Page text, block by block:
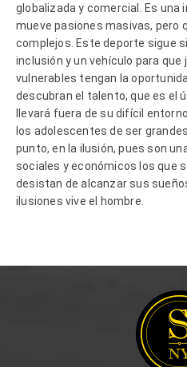
globalizada y comercial. Es
mueve pasiones masivas, pero
complejos. Este deporte sigue
inclusión y un vehículo para que
vulnerables tengan la
descubran el talento, que es el
llevará fuera de su difícil
los adolescentes de ser
punto, en la ilusión, pues son
sociales y económicos los que
desistan de alcanzar sus
ilusiones vive el hombre.